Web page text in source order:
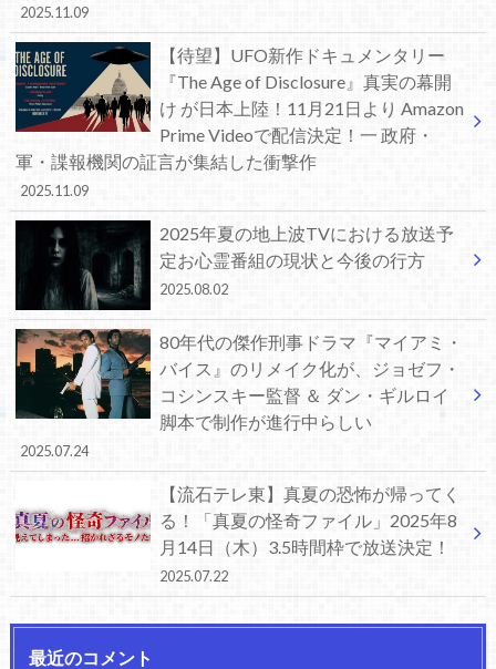
2025.11.09
【待望】UFO新作ドキュメンタリー
『The Age of Disclosure』真実の幕開
け が日本上陸！11月21日より Amazon
Prime Videoで配信決定！一 政府・
軍・諜報機関の証言が集結した衝撃作
2025.11.09
2025年夏の地上波TVにおける放送予
定お心霊番組の現状と今後の行方
2025.08.02
80年代の傑作刑事ドラマ『マイアミ・
バイス』のリメイク化が、ジョゼフ・
コシンスキー監督 ＆ ダン・ギルロイ
脚本で制作が進行中らしい
2025.07.24
【流石テレ東】真夏の恐怖が帰ってく
る！「真夏の怪奇ファイル」2025年8
月14日（木）3.5時間枠で放送決定！
2025.07.22
最近のコメント